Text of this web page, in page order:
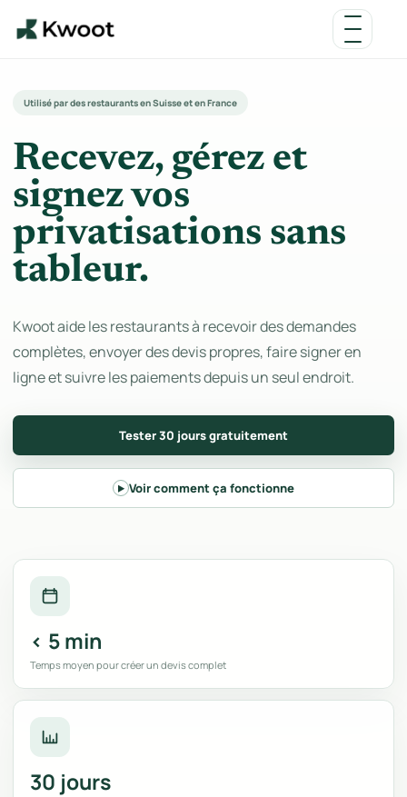
Utilisé par des restaurants en Suisse et en France
Recevez, gérez et
signez vos
privatisations sans
tableur.
Kwoot aide les restaurants à recevoir des demandes
complètes, envoyer des devis propres, faire signer en
ligne et suivre les paiements depuis un seul endroit.
Tester 30 jours gratuitement
▶ Voir comment ça fonctionne
< 5 min
Temps moyen pour créer un devis complet
30 jours